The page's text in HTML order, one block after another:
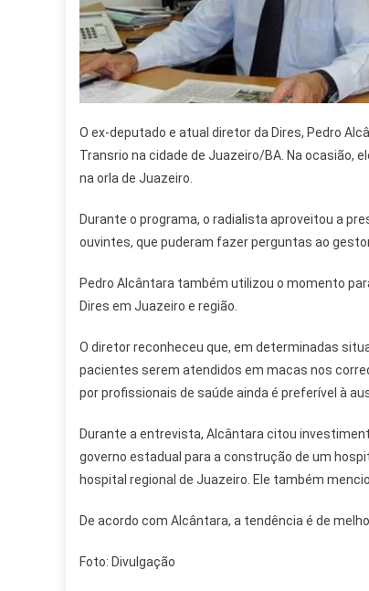
O ex-deputado e atual diretor da Dires, Pedro
Transrio na cidade de Juazeiro/BA. Na ocasião,
na orla de Juazeiro.
Durante o programa, o radialista aproveitou a
ouvintes, que puderam fazer perguntas ao
Pedro Alcântara também utilizou o momento
Dires em Juazeiro e região.
O diretor reconheceu que, em determinadas
pacientes serem atendidos em macas nos
por profissionais de saúde ainda é preferível à
Durante a entrevista, Alcântara citou
governo estadual para a construção de um
hospital regional de Juazeiro. Ele também
De acordo com Alcântara, a tendência é de
Foto: Divulgação